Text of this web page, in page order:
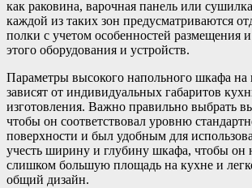
как раковина, варочная панель или
каждой из таких зон предусматриваются
полки с учетом особенностей размещения
этого оборудования и устройств.
Параметры высокого напольного шкафа на
зависят от индивидуальных габаритов
изготовления. Важно правильно выбрать
чтобы он соответствовал уровню
поверхности и был удобным для
учесть ширину и глубину шкафа, чтобы он
слишком большую площадь на кухне и
общий дизайн.